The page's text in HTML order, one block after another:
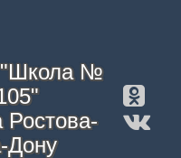
№
Ростова-
Дону